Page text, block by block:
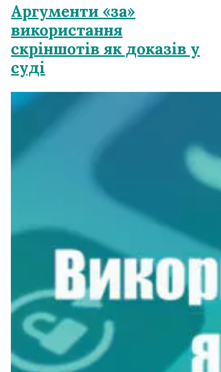
Аргументи «за»
використання
скріншотів як доказів у
суді